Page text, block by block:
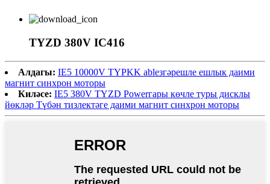
TYZD 380V IC416
Алдагы: IE5 10000V TYPKK ableзгәрешле ешлык даими
магнит синхрон моторы
Киләсе: IE5 380V TYZD Powerгары көчле туры дисклы
йөкләр Түбән тизлектәге даими магнит синхрон моторы